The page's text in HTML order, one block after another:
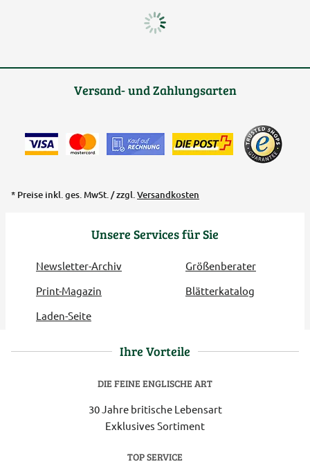
Unsere Services für Sie
Newsletter-Archiv
Größenberater
Print-Magazin
Blätterkatalog
Laden-Seite
Versand- und Zahlungsarten
* Preise inkl. ges. MwSt. / zzgl.Versandkosten
Ihre Vorteile
DIE FEINE ENGLISCHE ART
30 Jahre britische Lebensart
Exklusives Sortiment
TOP SERVICE